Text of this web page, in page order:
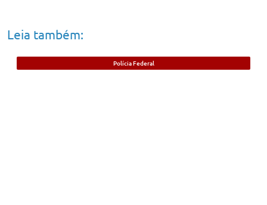
Leia também:
Polícia Federal